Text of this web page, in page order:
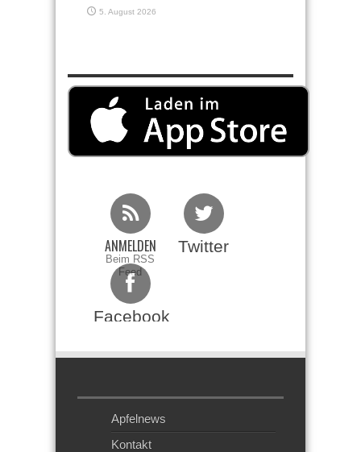
5. August 2026
ANMELDEN
Beim RSS
Feed
Twitter
Facebook
Apfelnews
Kontakt